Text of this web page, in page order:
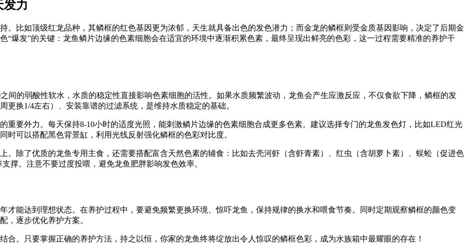
发力
。比如顶级红龙品种，其鳞框的红色基因更为浓郁，天生就具备出色的发色潜力；而金龙的鳞框则受金质基因影响，决定了后期金
“爆发”的关键：龙鱼鳞片边缘的色素细胞会在适宜的环境中逐渐积累色素，最终呈现出鲜亮的色彩，这一过程需要精准的养护干
间的弱酸性软水，水质的稳定性直接影响色素细胞的活性。如果水质频繁波动，龙鱼会产生应激反应，不仅食欲下降，鳞框的发
换1/4左右）、安装靠谱的过滤系统，是维持水质稳定的基础。
重要外力。每天保持8-10小时的适度光照，能刺激鳞片边缘的色素细胞合成更多色素。建议选择专门的龙鱼发色灯，比如LED红光
可以搭配黑色背景缸，利用光线反射强化鳞框的色彩对比度。
。除了优质的龙鱼专用主食，还需要搭配富含天然色素的辅食：比如去壳河虾（含虾青素）、红虫（含胡萝卜素）、蜈蚣（促进色
撑。注意不要过度投喂，避免龙鱼肥胖影响发色效率。
才能达到理想状态。在养护过程中，要避免频繁更换环境、惊吓龙鱼，保持规律的换水和喂食节奏。同时定期观察鳞框的颜色变
，逐步优化养护方案。
合。只要掌握正确的养护方法，持之以恒，你家的龙鱼终将绽放出令人惊叹的鳞框色彩，成为水族箱中最耀眼的存在！